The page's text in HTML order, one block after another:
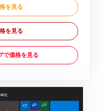
を見る
を見る
で価格を見る